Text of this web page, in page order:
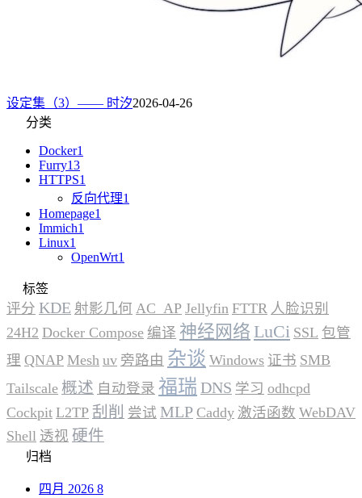
设定集（3）—— 时汐2026-04-26
分类
Docker1
Furry13
HTTPS1
反向代理1
Homepage1
Immich1
Linux1
OpenWrt1
标签
评分 KDE 射影几何 AC_AP Jellyfin FTTR 人脸识别
24H2 Docker Compose 编译 神经网络 LuCi SSL 包管
理 QNAP Mesh uv 旁路由 杂谈 Windows 证书 SMB
Tailscale 概述 自动登录 福瑞 DNS 学习 odhcpd
Cockpit L2TP 刮削 尝试 MLP Caddy 激活函数 WebDAV
Shell 透视 硬件
归档
四月 2026 8